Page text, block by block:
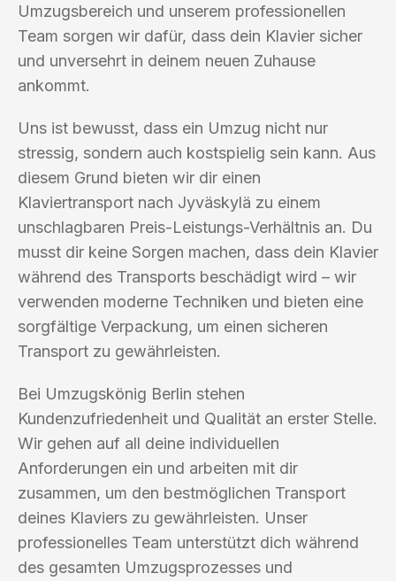
Umzugsbereich und unserem professionellen
Team sorgen wir dafür, dass dein Klavier sicher
und unversehrt in deinem neuen Zuhause
ankommt.
Uns ist bewusst, dass ein Umzug nicht nur
stressig, sondern auch kostspielig sein kann. Aus
diesem Grund bieten wir dir einen
Klaviertransport nach Jyväskylä zu einem
unschlagbaren Preis-Leistungs-Verhältnis an. Du
musst dir keine Sorgen machen, dass dein Klavier
während des Transports beschädigt wird – wir
verwenden moderne Techniken und bieten eine
sorgfältige Verpackung, um einen sicheren
Transport zu gewährleisten.
Bei Umzugskönig Berlin stehen
Kundenzufriedenheit und Qualität an erster Stelle.
Wir gehen auf all deine individuellen
Anforderungen ein und arbeiten mit dir
zusammen, um den bestmöglichen Transport
deines Klaviers zu gewährleisten. Unser
professionelles Team unterstützt dich während
des gesamten Umzugsprozesses und